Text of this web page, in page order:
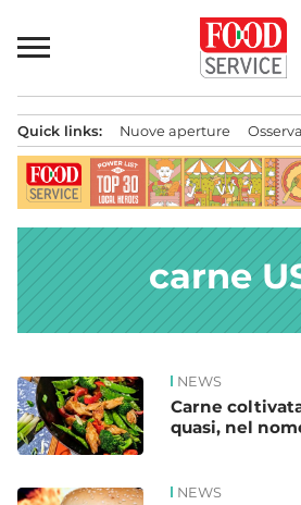
al
contenuto
principale
Quick links: Nuove aperture
carne
News NEWS
Carne
quasi, nel
NEWS